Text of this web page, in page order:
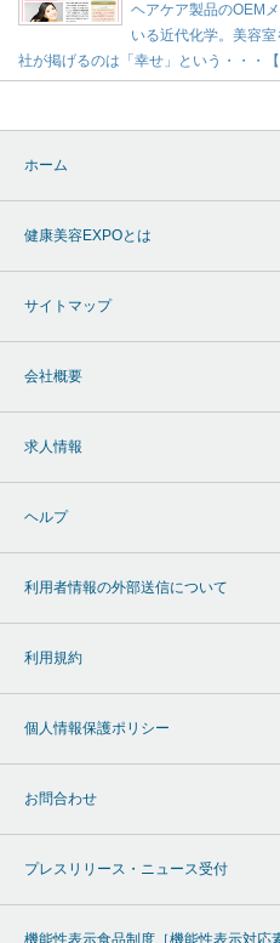
ヘアケア製品のOEM
いる近代化学。美容
社が掲げるのは「幸せ」という・・・【
ホーム
健康美容EXPOとは
サイトマップ
会社概要
求人情報
ヘルプ
利用者情報の外部送信について
利用規約
個人情報保護ポリシー
お問合わせ
プレスリリース・ニュース受付